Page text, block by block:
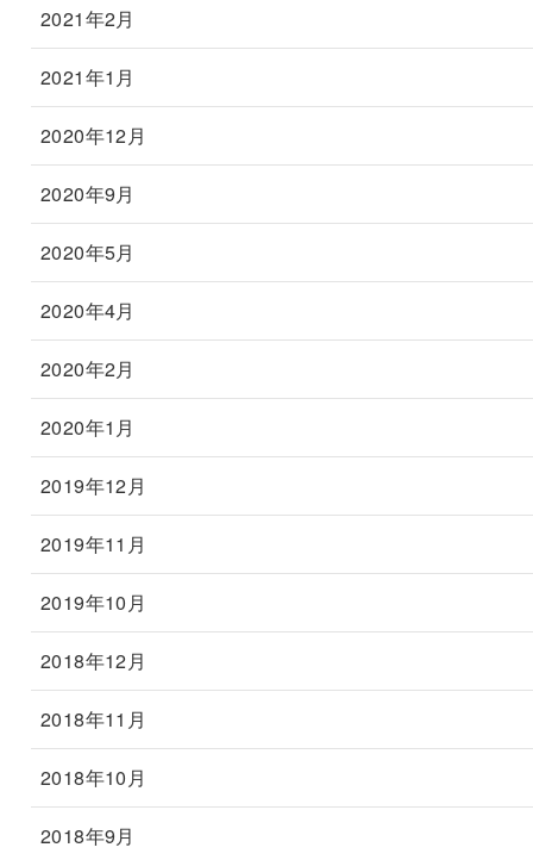
2021年2月
2021年1月
2020年12月
2020年9月
2020年5月
2020年4月
2020年2月
2020年1月
2019年12月
2019年11月
2019年10月
2018年12月
2018年11月
2018年10月
2018年9月